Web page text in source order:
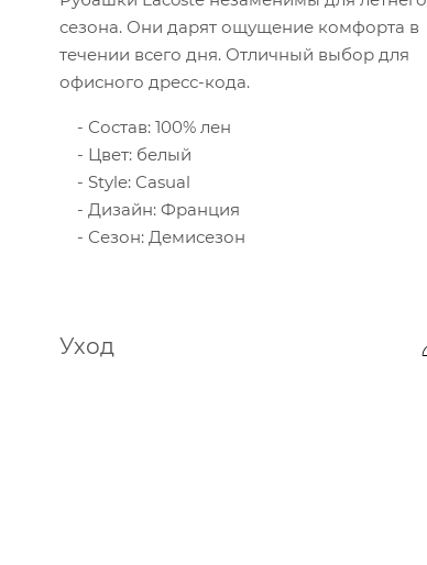
сезона. Они дарят ощущение комфорта в
течении всего дня. Отличный выбор для
офисного дресс-кода.
Состав: 100% лен
Цвет: белый
Style: Casual
Дизайн: Франция
Сезон: Демисезон
Уход